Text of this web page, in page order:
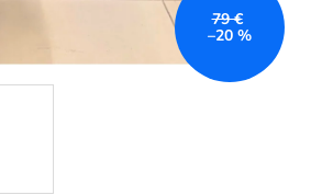
79 €
–20 %